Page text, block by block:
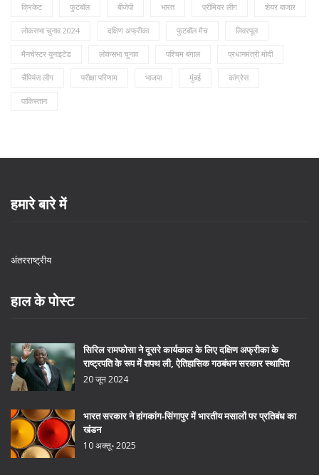
क्रिकेट फुटबॉल बीजेपी भारत प्रीमियर लीग शेयर बाजार
लोकसभा चुनाव 2024 दक्षिण अफ्रीका फुटबॉल मैच लिवरपूल
मैनचेस्टर यूनाइटेड लोकसभा चुनाव पश्चिम बंगाल प्रधानमंत्री मोदी
चैंपियंस लीग परीक्षा परिणाम भाजपा मुंबई कांग्रेस
पाकिस्तान
हमारे बारे में
अंतरराष्ट्रीय
हाल के पोस्ट
सिरिल रामफोसा ने दूसरे कार्यकाल के लिए दक्षिण अफ्रीका के
राष्ट्रपति के रूप में शपथ ली, ऐतिहासिक गठबंधन सरकार स्थापित
20 जून 2024
भारत सरकार ने हांगकांग‑सिंगापुर में भारतीय मसालों पर प्रतिबंध का
खंडन
10 अक्तू॰ 2025